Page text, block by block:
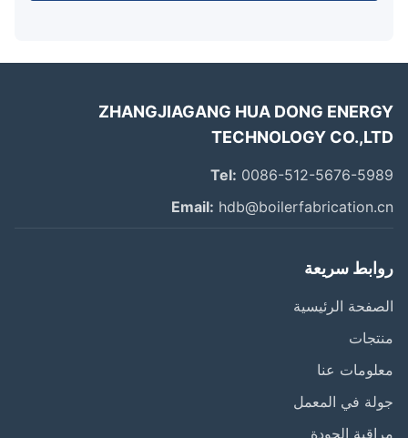
ZHANGJIAGANG HUA DONG
TECHNOLOGY
Tel:0086-512-5676-
Email:
سريعة
الرئيسية
عنا
في المعمل
الجودة